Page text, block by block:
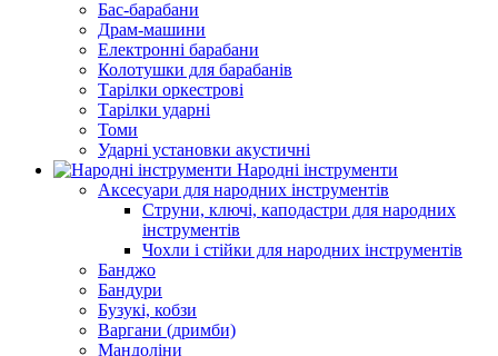
Бас-барабани
Драм-машини
Електронні барабани
Колотушки для барабанів
Тарілки оркестрові
Тарілки ударні
Томи
Ударні установки акустичні
Народні інструменти
Аксесуари для народних інструментів
Струни, ключі, каподастри для народних
інструментів
Чохли і стійки для народних інструментів
Банджо
Бандури
Бузукі, кобзи
Варгани (дримби)
Мандоліни